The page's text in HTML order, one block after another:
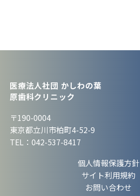
医療法人社団 かしわの葉
原歯科クリニック
〒190-0004
東京都立川市柏町4-52-9
TEL：042-537-8417
個人情報保護方針
サイト利用規約
お問い合わせ